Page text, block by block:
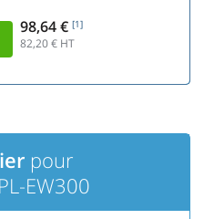
98,64 € [1]
82,20€ HT
pour
EW300